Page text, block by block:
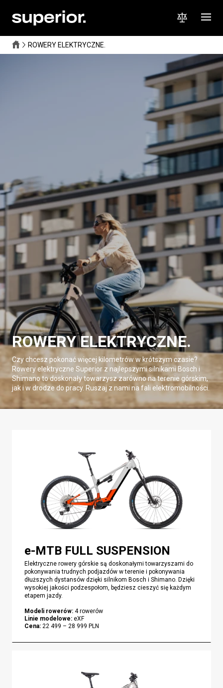
ROWERY ELEKTRYCZNE.
ROWERY ELEKTRYCZNE.
Czy chcesz pokonać więcej kilometrów w krótszym czasie?
Rowery elektryczne Superior z najlepszymi silnikami Bosch i
Shimano to doskonały towarzysz zarówno na terenie górskim,
jak i w drodze do pracy. Ruszaj z nami na fali elektromobilności.
e-MTB FULL SUSPENSION
Elektryczne rowery górskie są doskonałymi towarzyszami do
pokonywania trudnych podjazdów w terenie i pokonywania
dłuższych dystansów dzięki silnikom Bosch i Shimano. Dzięki
wysokiej jakości podzespołom, będziesz cieszyć się każdym
etapem jazdy.
Modeli rowerów: 4 rowerów
Linie modelowe: eXF
Cena: 22 499 – 28 999 PLN